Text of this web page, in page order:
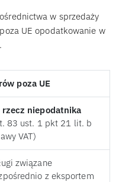
w sprzedaży
UE opodatkowanie w
poza UE
rzecz niepodatnika
83 ust. 1 pkt 21 lit. b
VAT)
związane
z eksportem